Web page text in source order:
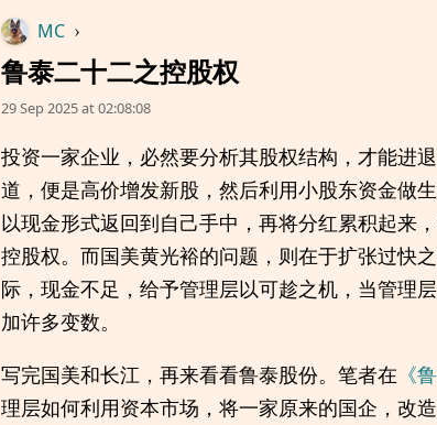
MC ›
鲁泰二十二之控股权
29 Sep 2025 at 02:08:08
投资一家企业，必然要分析其股权结构，才能进
道，便是高价增发新股，然后利用小股东资金做
以现金形式返回到自己手中，再将分红累积起来
控股权。而国美黄光裕的问题，则在于扩张过快
际，现金不足，给予管理层以可趁之机，当管理
加许多变数。
写完国美和长江，再来看看鲁泰股份。笔者在 《
理层如何利用资本市场，将一家原来的国企，改